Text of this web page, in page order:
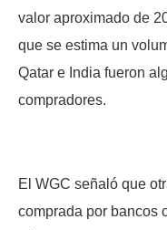
valor aproximado de
que se estima un
Qatar e India fueron
compradores.
El WGC señaló que
comprada por bancos